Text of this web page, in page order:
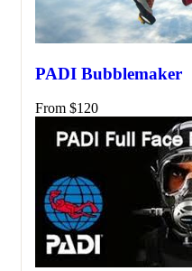
PADI Bubblemaker
From $120